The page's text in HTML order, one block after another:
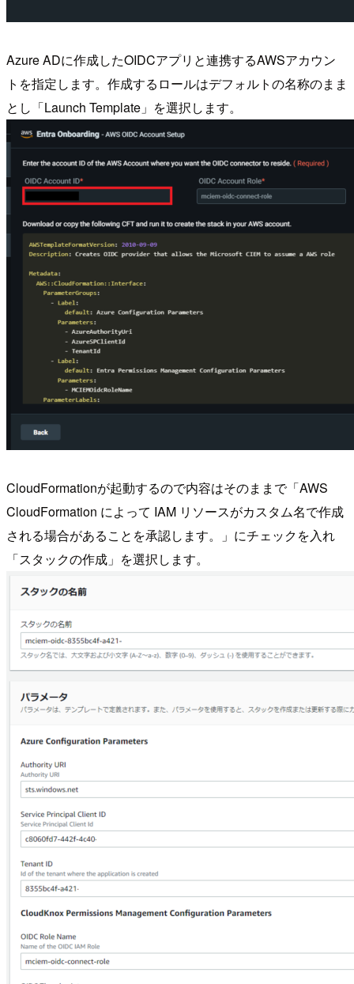
Azure ADに作成したOIDCアプリと連携するAWSアカウン
トを指定します。作成するロールはデフォルトの名称のまま
とし「Launch Template」を選択します。
CloudFormationが起動するので内容はそのままで「AWS
CloudFormation によって IAM リソースがカスタム名で作成
される場合があることを承認します。」にチェックを入れ
「スタックの作成」を選択します。